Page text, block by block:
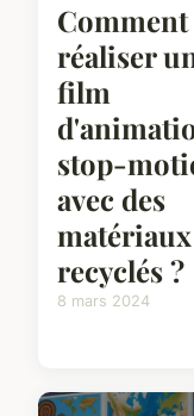
Comment
réaliser
film
stop-
avec des
matériaux
recyclés ?
8 mars 2024